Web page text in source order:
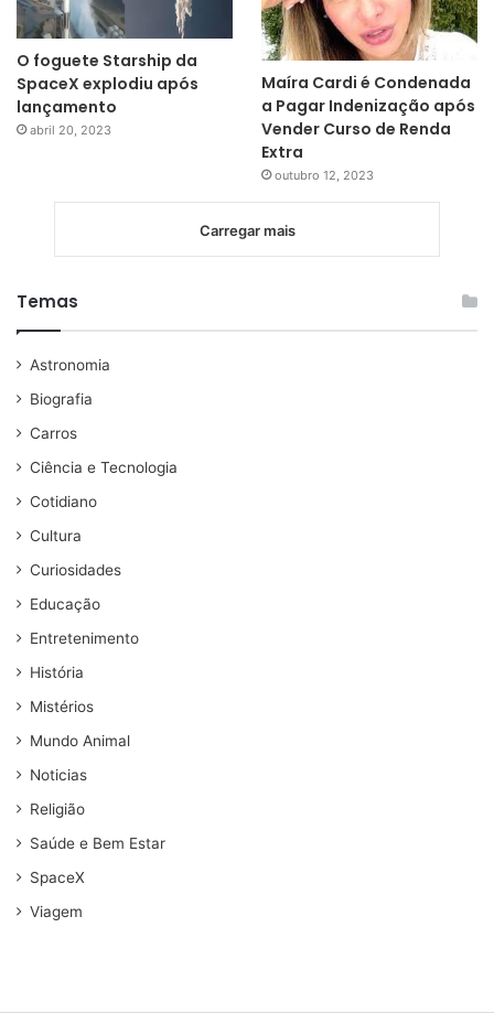
O foguete Starship da
SpaceX explodiu após
lançamento
abril 20, 2023
Maíra Cardi é Condenada
a Pagar Indenização após
Vender Curso de Renda
Extra
outubro 12, 2023
Carregar mais
Temas
Astronomia
Biografia
Carros
Ciência e Tecnologia
Cotidiano
Cultura
Curiosidades
Educação
Entretenimento
História
Mistérios
Mundo Animal
Noticias
Religião
Saúde e Bem Estar
SpaceX
Viagem